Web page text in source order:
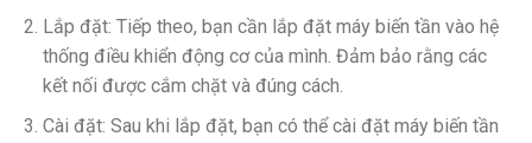
Lắp đặt: Tiếp theo, bạn cần lắp đặt máy biến tần vào hệ
thống điều khiển động cơ của mình. Đảm bảo rằng các
kết nối được cắm chặt và đúng cách.
Cài đặt: Sau khi lắp đặt, bạn có thể cài đặt máy biến tần